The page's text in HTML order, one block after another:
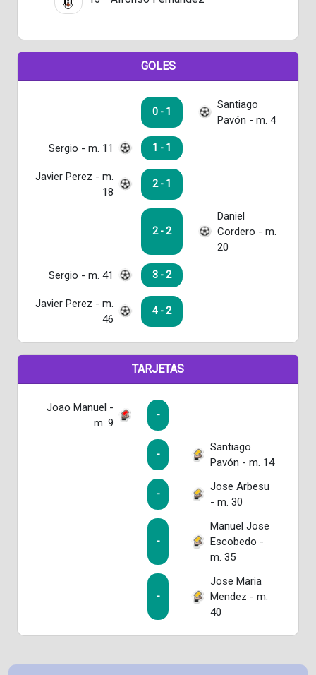
GOLES
0 - 1
Santiago
Pavón - m. 4
Sergio - m. 11 1 - 1
Javier Perez - m.
18
2 - 1
2 - 2
Daniel
Cordero - m.
20
Sergio - m. 41 3 - 2
Javier Perez - m.
46
4 - 2
TARJETAS
Joao Manuel -
m. 9
-
-
Santiago
Pavón - m. 14
-
Jose Arbesu
- m. 30
-
Manuel Jose
Escobedo -
m. 35
-
Jose Maria
Mendez - m.
40